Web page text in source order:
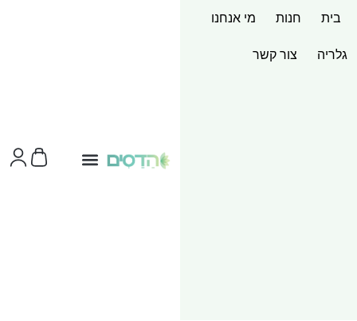
בית חנות מי אנחנו
גלריה צור קשר